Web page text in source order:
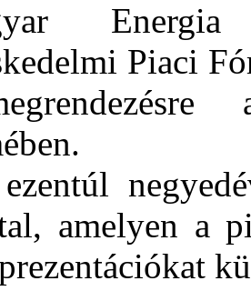
Energia
Piaci
amelyen a